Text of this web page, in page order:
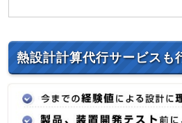
熱設計計算代行サービスも